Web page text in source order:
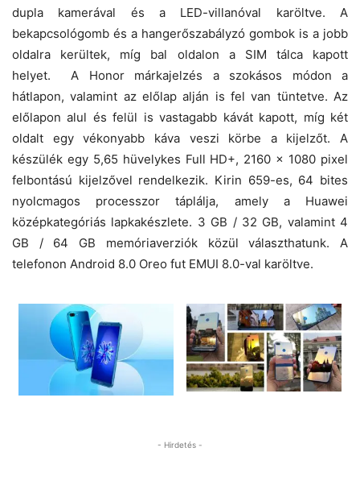
dupla kamerával és a LED-villanóval karöltve. A
bekapcsológomb és a hangerőszabályzó gombok is a jobb
oldalra kerültek, míg bal oldalon a SIM tálca kapott
helyet. A Honor márkajelzés a szokásos módon a
hátlapon, valamint az előlap alján is fel van tüntetve. Az
előlapon alul és felül is vastagabb kávát kapott, míg két
oldalt egy vékonyabb káva veszi körbe a kijelzőt. A
készülék egy 5,65 hüvelykes Full HD+, 2160 x 1080 pixel
felbontású kijelzővel rendelkezik. Kirin 659-es, 64 bites
nyolcmagos processzor táplálja, amely a Huawei
középkategóriás lapkakészlete. 3 GB / 32 GB, valamint 4
GB / 64 GB memóriaverziók közül választhatunk. A
telefonon Android 8.0 Oreo fut EMUI 8.0-val karöltve.
- Hirdetés -